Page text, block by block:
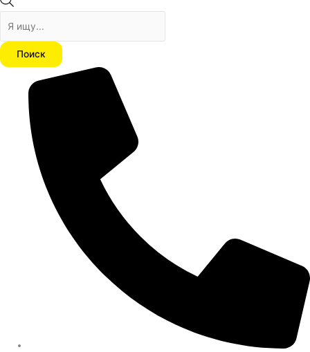
Поиск